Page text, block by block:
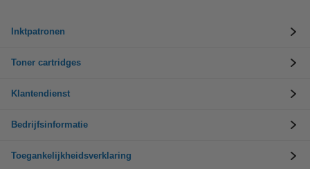
Inktpatronen
Toner cartridges
Klantendienst
Bedrijfsinformatie
Toegankelijkheidsverklaring